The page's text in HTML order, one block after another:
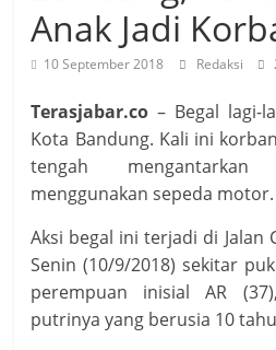
Anak Jadi
10 September 2018 Redaksi
Terasjabar.co – Begal lagi-
Kota Bandung. Kali ini
tengah
menggunakan sepeda motor.
Aksi begal ini terjadi di Jalan
Senin (10/9/2018) sekitar
perempuan inisial AR
putrinya yang berusia 10